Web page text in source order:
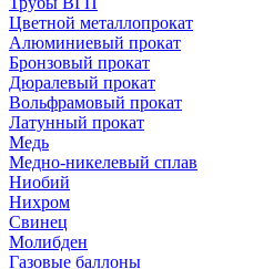
Цветной металлопрокат
Алюминиевый прокат
Бронзовый прокат
Дюралевый прокат
Вольфрамовый прокат
Латунный прокат
Медь
Медно-никелевый сплав
Ниобий
Нихром
Свинец
Молибден
Газовые баллоны